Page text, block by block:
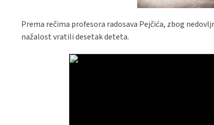
Prema rečima profesora radosava Pejčića, zbog
nažalost vratili desetak deteta.